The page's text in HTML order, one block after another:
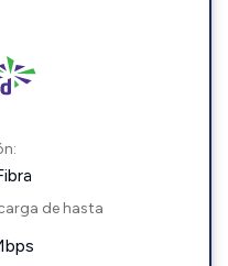
de hasta